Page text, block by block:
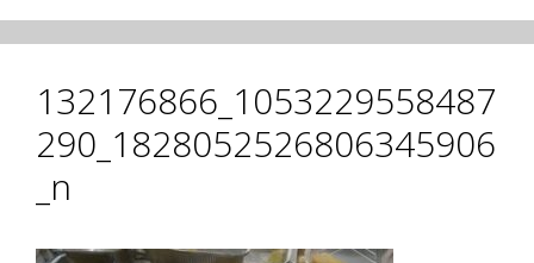
132176866_1053229558487
290_1828052526806345906
_n